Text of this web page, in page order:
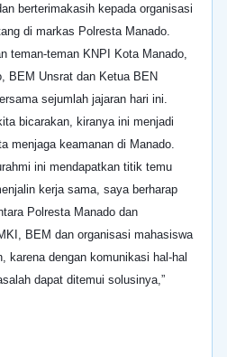
berterimakasih kepada organisasi
di markas Polresta Manado.
teman-teman KNPI Kota Manado,
BEM Unsrat dan Ketua BEN
sejumlah jajaran hari ini.
bicarakan, kiranya ini menjadi
menjaga keamanan di Manado.
ini mendapatkan titik temu
kerja sama, saya berharap
Polresta Manado dan
BEM dan organisasi mahasiswa
karena dengan komunikasi hal-hal
dapat ditemui solusinya,”